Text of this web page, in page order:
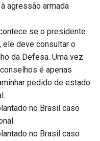
agressão armada
se o presidente
ele deve consultar o
da Defesa. Uma vez
é apenas
pedido de estado
no Brasil caso
no Brasil caso